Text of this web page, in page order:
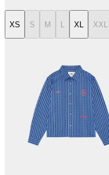
XS S M L XL XXL